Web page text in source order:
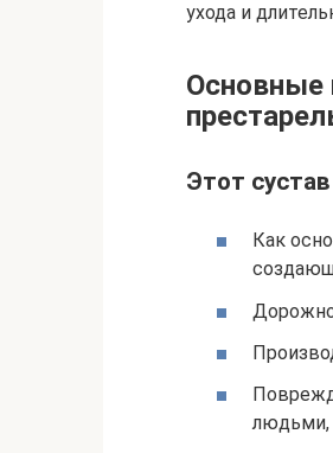
ухода и
Основные
Этот
Как
людьми,